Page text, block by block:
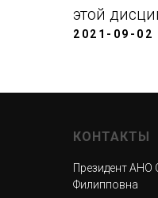
этой
2021-09-02
КОНТАКТЫ
Президент АНО
Филипповна